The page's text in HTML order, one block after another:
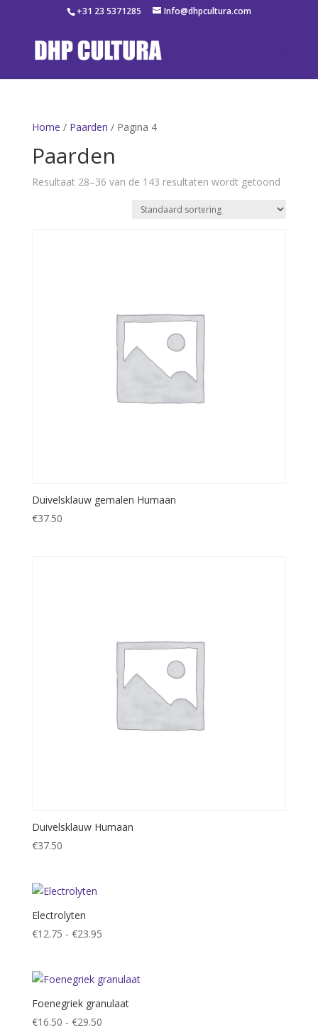
+31 23 5371285 Info@dhpcultura.com
Home / Paarden / Pagina 4
Paarden
Resultaat 28–36 van de 143 resultaten wordt getoond
Duivelsklauw gemalen Humaan
€37.50
Duivelsklauw Humaan
€37.50
Electrolyten
€12.75 - €23.95Prijsklasse:
€23.95
Foenegriek granulaat
€16.50 - €29.50Prijsklasse: